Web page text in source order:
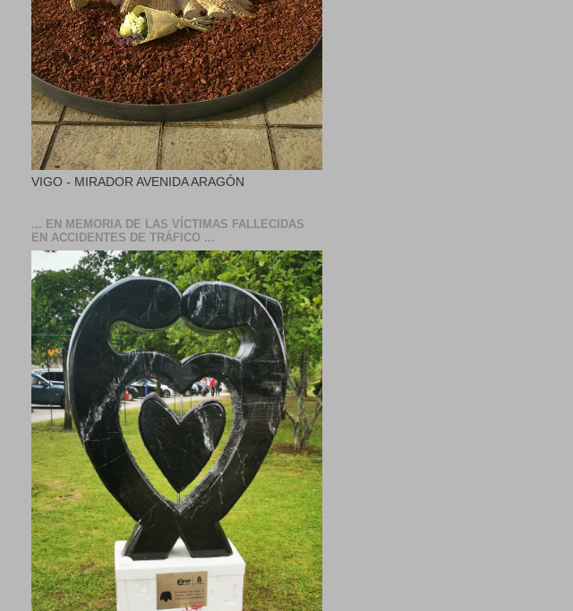
VIGO - MIRADOR AVENIDA ARAGÓN
... EN MEMORIA DE LAS VÍCTIMAS FALLECIDAS
EN ACCIDENTES DE TRÁFICO ...